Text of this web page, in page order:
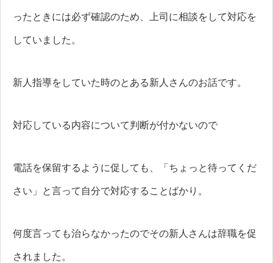
ったときには必ず確認のため、上司に相談をして対応を
していました。
新人指導をしていた時のとある新人さんのお話です。
対応している内容について判断が付かないので
電話を保留するように促しても、「ちょっと待ってくだ
さい」と言って自分で対応することばかり。
何度言っても治らなかったのでその新人さんは辞職を促
されました。